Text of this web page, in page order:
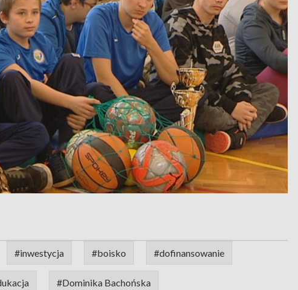
#inwestycja #boisko #dofinansowanie
#Dominika Bachońska